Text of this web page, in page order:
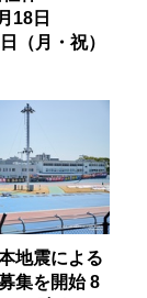
18日
（月・祝）
地震による
集を開始 8